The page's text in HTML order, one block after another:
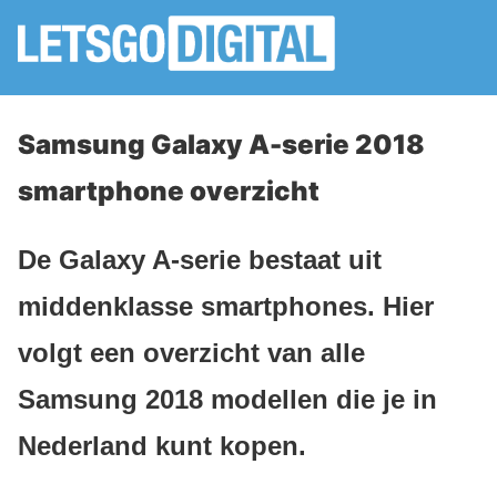
Samsung Galaxy A-serie 2018
smartphone overzicht
De Galaxy A-serie bestaat uit
middenklasse smartphones. Hier
volgt een overzicht van alle
Samsung 2018 modellen die je in
Nederland kunt kopen.